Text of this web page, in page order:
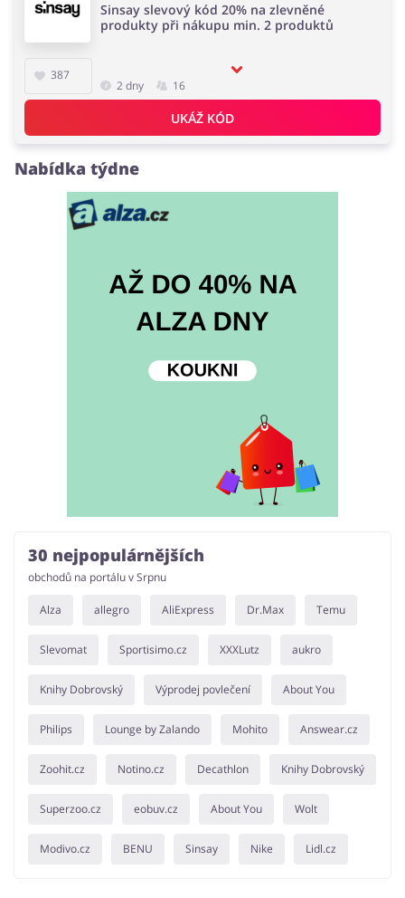
387
Sinsay slevový kód 20% na zlevněné
produkty při nákupu min. 2 produktů
2 dny 16
UKÁŽ KÓD
Nabídka týdne
30 nejpopulárnějších
obchodů na portálu v Srpnu
Alza allegro AliExpress Dr.Max Temu
Slevomat Sportisimo.cz XXXLutz aukro
Knihy Dobrovský Výprodej povlečení About You
Philips Lounge by Zalando Mohito Answear.cz
Zoohit.cz Notino.cz Decathlon Knihy Dobrovský
Superzoo.cz eobuv.cz About You Wolt
Modivo.cz BENU Sinsay Nike Lidl.cz